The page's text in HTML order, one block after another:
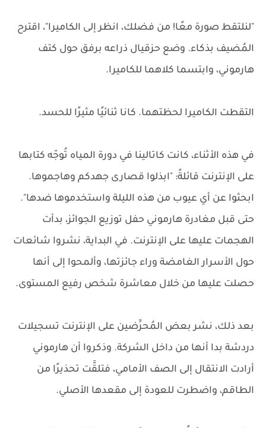
"لنلتقط صورة معًا! من فضلك، انظر إلى الكاميرا"، اقترح
المُضيف بذكاء. وضع حزقيال ذراعه برفق حول كتف
هارموني، وابتسما كلاهما للكاميرا.
التقطت الكاميرا لحظتهما. كانا ثنائيًا مثيرًا للحسد.
في هذه الأثناء، كانت كاتالينا في دورة المياه تُوجّه كتابها
على الإنترنت قائلةً: "ابذلوا قصارى جهدكم وهاجموها.
ابحثوا عن أي عيوب من هذه الليلة واستخدموها ضدها".
حتى قبل مغادرة هارموني حفل توزيع الجوائز، بدأت
الهجمات عليها على الإنترنت. في البداية، نشروا شائعات
حول الأسرار الغامضة وراء جائزتها، وألمحوا إلى أنها
حصلت عليها من خلال معاشرة شخص رفيع المستوى.
بعد ذلك، نشر بعض المُحرِّضين على الإنترنت تسجيلات
دردشة بدا أنها من داخل الشركة. وذكروا أن هارموني
أرادت الانتقال إلى الصف الأمامي، فتلقَّت تحذيرًا من
الطاقم، واضطرت للعودة إلى مقعدها الأصلي.